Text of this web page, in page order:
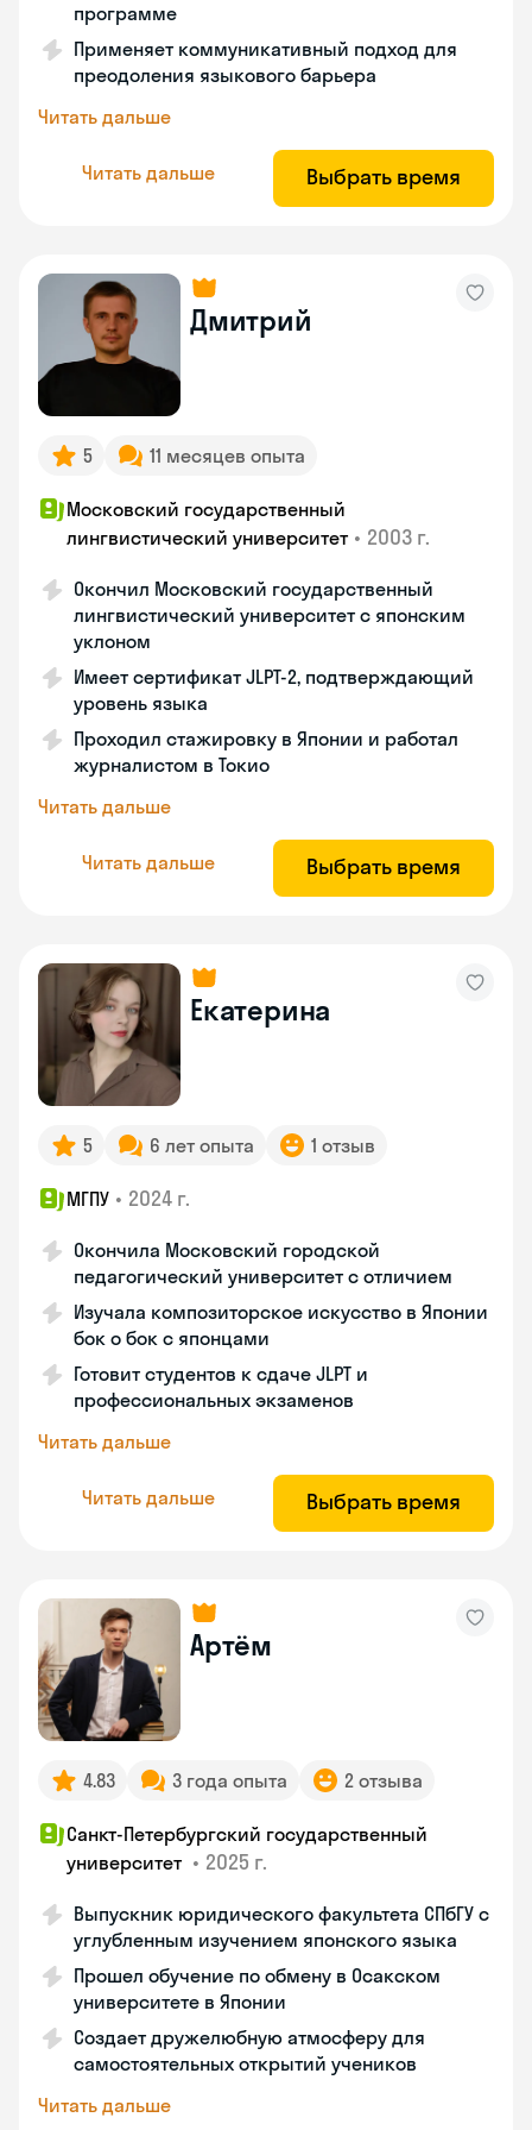
программе
Применяет коммуникативный подход для
преодоления языкового барьера
Читать дальше
Читать дальше Выбрать время
Дмитрий
5 11 месяцев опыта
Московский государственный
лингвистический университет • 2003 г.
Окончил Московский государственный
лингвистический университет с японским
уклоном
Имеет сертификат JLPT-2, подтверждающий
уровень языка
Проходил стажировку в Японии и работал
журналистом в Токио
Читать дальше
Читать дальше Выбрать время
Екатерина
5 6 лет опыта 1 отзыв
МГПУ • 2024 г.
Окончила Московский городской
педагогический университет с отличием
Изучала композиторское искусство в Японии
бок о бок с японцами
Готовит студентов к сдаче JLPT и
профессиональных экзаменов
Читать дальше
Читать дальше Выбрать время
Артём
4.83 3 года опыта 2 отзыва
Санкт-Петербургский государственный
университет • 2025 г.
Выпускник юридического факультета СПбГУ с
углубленным изучением японского языка
Прошел обучение по обмену в Осакском
университете в Японии
Создает дружелюбную атмосферу для
самостоятельных открытий учеников
Читать дальше